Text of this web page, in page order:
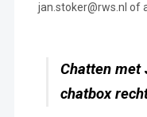
jan.stoker@rws.nl of
Chatten met
chatbox